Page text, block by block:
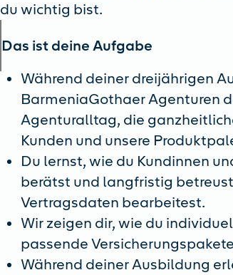
du wichtig bist.
Das ist deine Aufgabe
Während deiner dreijährigen
BarmeniaGothaer Agenturen
Agenturalltag, die
Kunden und unsere
Du lernst, wie du Kundinnen
berätst und langfristig
Vertragsdaten bearbeitest.
Wir zeigen dir, wie du
passende
Während deiner Ausbildung